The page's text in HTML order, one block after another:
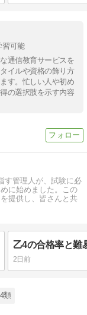
習可能
通信教育サービスを
イルや資格の飾り方
す。忙しい人や初め
の選択肢を示す内容
す管理人が、試験に必
に始めました。この
提供し、皆さんと共
2日前
類